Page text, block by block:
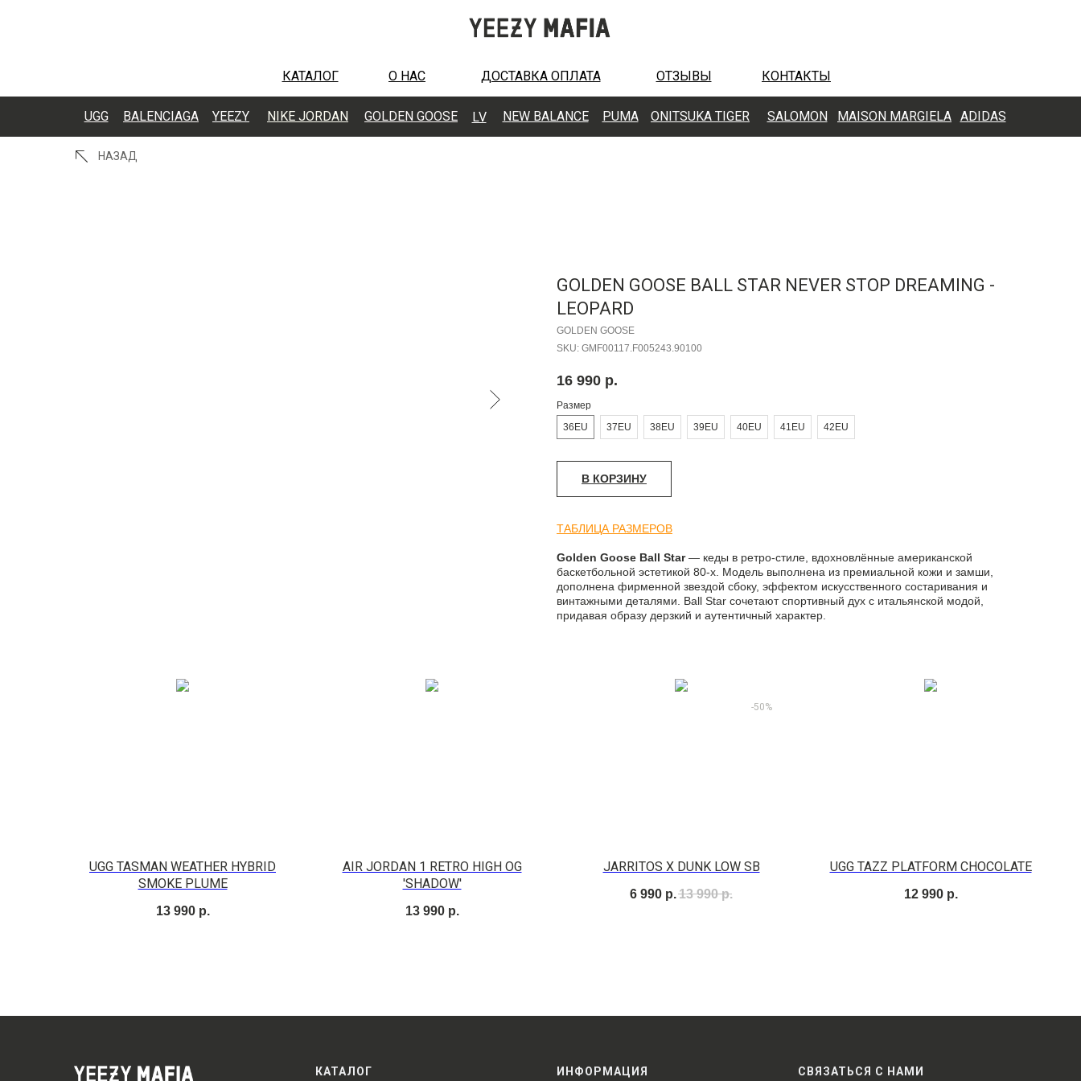
КАТАЛОГ О НАС ДОСТАВКА ОПЛАТА ОТЗЫВЫ КОНТАКТЫ
MAISON MARGIELA
LV
YEEZY ONITSUKA TIGER SALOMON ADIDAS
PUMA
NEW BALANCE
GOLDEN GOOSE
NIKE JORDAN
UGG BALENCIAGA
НАЗАД
GOLDEN GOOSE BALL STAR NEVER STOP DREAMING -
LEOPARD
GOLDEN GOOSE
SKU: GMF00117.F005243.90100
16 990 р.
Размер
36EU
37EU 38EU 39EU 40EU 41EU 42EU
В КОРЗИНУ
ТАБЛИЦА РАЗМЕРОВ
Golden Goose Ball Star— кеды в ретро-стиле, вдохновлённые американской
баскетбольной эстетикой 80-х. Модель выполнена из премиальной кожи и замши,
дополнена фирменной звездой сбоку, эффектом искусственного состаривания и
винтажными деталями. Ball Star сочетают спортивный дух с итальянской модой,
придавая образу дерзкий и аутентичный характер.
UGG TASMAN WEATHER HYBRID
SMOKE PLUME
13 990 р.
AIR JORDAN 1 RETRO HIGH OG
'SHADOW'
13 990 р.
-50%
JARRITOS X DUNK LOW SB
6 990 р.13 990 р.
UGG TAZZ PLATFORM CHOCOLATE
12 990 р.
КАТАЛОГ ИНФОРМАЦИЯ СВЯЗАТЬСЯ С НАМИ